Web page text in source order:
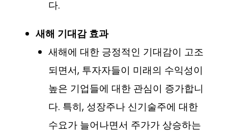
다.
새해 기대감 효과
새해에 대한 긍정적인 기대감이 고조
되면서, 투자자들이 미래의 수익성이
높은 기업들에 대한 관심이 증가합니
다. 특히, 성장주나 신기술주에 대한
수요가 늘어나면서 주가가 상승하는